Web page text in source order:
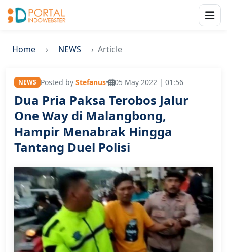
Home NEWS Article
NEWS Posted by Stefanus• 05 May 2022 | 01:56
Dua Pria Paksa Terobos Jalur
One Way di Malangbong,
Hampir Menabrak Hingga
Tantang Duel Polisi